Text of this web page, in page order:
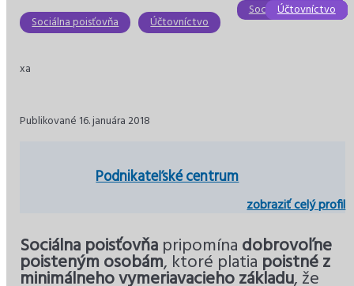
Sociálna poisťovňa Účtovníctvo
xa
Publikované 16. januára 2018
Podnikateľské centrum
zobraziť celý profil
Sociálna poisťovňa pripomína dobrovoľne
poisteným osobám, ktoré platia poistné z
minimálneho vymeriavacieho základu, že
Sociálna poisťovňa
Účtovníctvo
Dane
Účtovníctvo
Účtovníctvo
Účtovníctvo